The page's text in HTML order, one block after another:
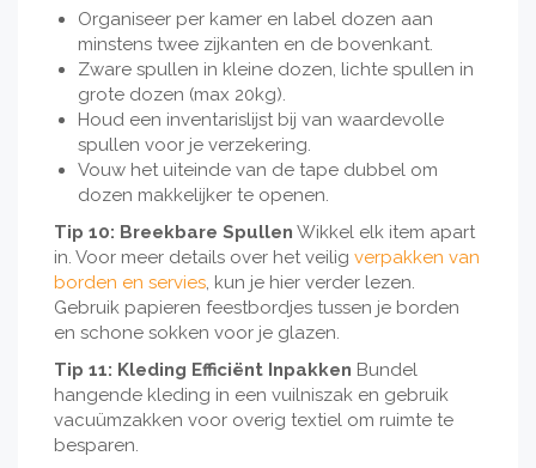
Organiseer per kamer en label dozen aan
minstens twee zijkanten en de bovenkant.
Zware spullen in kleine dozen, lichte spullen in
grote dozen (max 20kg).
Houd een inventarislijst bij van waardevolle
spullen voor je verzekering.
Vouw het uiteinde van de tape dubbel om
dozen makkelijker te openen.
Tip 10: Breekbare Spullen Wikkel elk item apart
in. Voor meer details over het veilig verpakken van
borden en servies, kun je hier verder lezen.
Gebruik papieren feestbordjes tussen je borden
en schone sokken voor je glazen.
Tip 11: Kleding Efficiënt Inpakken Bundel
hangende kleding in een vuilniszak en gebruik
vacuümzakken voor overig textiel om ruimte te
besparen.